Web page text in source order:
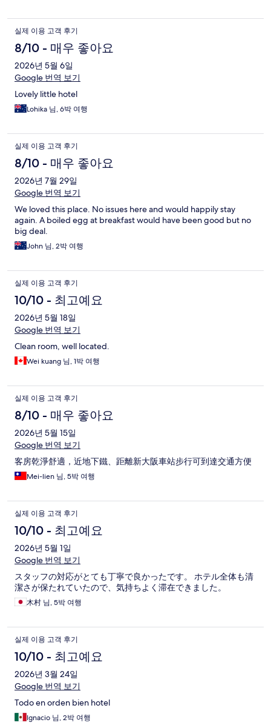
실제 이용 고객 후기
8/10 - 매우 좋아요
2026년 5월 6일
Google 번역 보기
Lovely little hotel
Lohika 님, 6박 여행
실제 이용 고객 후기
8/10 - 매우 좋아요
2026년 7월 29일
Google 번역 보기
We loved this place. No issues here and would happily stay
again. A boiled egg at breakfast would have been good but no
big deal.
John 님, 2박 여행
실제 이용 고객 후기
10/10 - 최고예요
2026년 5월 18일
Google 번역 보기
Clean room, well located.
Wei kuang 님, 1박 여행
실제 이용 고객 후기
8/10 - 매우 좋아요
2026년 5월 15일
Google 번역 보기
客房乾淨舒適，近地下鐵、距離新大阪車站步行可到達交通方便
Mei-lien 님, 5박 여행
실제 이용 고객 후기
10/10 - 최고예요
2026년 5월 1일
Google 번역 보기
スタッフの対応がとても丁寧で良かったです。 ホテル全体も清
潔さが保たれていたので、気持ちよく滞在できました。
木村 님, 5박 여행
실제 이용 고객 후기
10/10 - 최고예요
2026년 3월 24일
Google 번역 보기
Todo en orden bien hotel
Ignacio 님, 2박 여행